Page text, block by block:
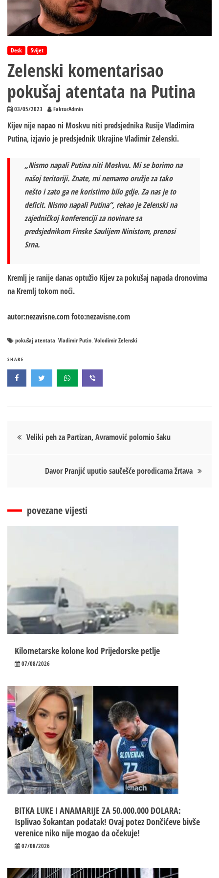
Desk Svijet
Zelenski komentarisao
pokušaj atentata na Putina
03/05/2023 FaktorAdmin
Kijev nije napao ni Moskvu niti predsjednika Rusije Vladimira
Putina, izjavio je predsjednik Ukrajine Vladimir Zelenski.
„Nismo napali Putina niti Moskvu. Mi se borimo na
našoj teritoriji. Znate, mi nemamo oružje za tako
nešto i zato ga ne koristimo bilo gdje. Za nas je to
deficit. Nismo napali Putina“, rekao je Zelenski na
zajedničkoj konferenciji za novinare sa
predsjednikom Finske Saulijem Ninistom, prenosi
Srna.
Kremlj je ranije danas optužio Kijev za pokušaj napada dronovima
na Kremlj tokom noći.
autor:nezavisne.com foto:nezavisne.com
pokušaj atentata, Vladimir Putin, Volodimir Zelenski
SHARE
Кретање
Veliki peh za Partizan, Avramović polomio šaku
Davor Pranjić uputio saučešće porodicama žrtava
povezane vijesti
Kilometarske kolone kod Prijedorske petlje
07/08/2026
BITKA LUKE I ANAMARIJE ZA 50.000.000 DOLARA:
Isplivao šokantan podatak! Ovaj potez Dončićeve bivše
verenice niko nije mogao da očekuje!
07/08/2026